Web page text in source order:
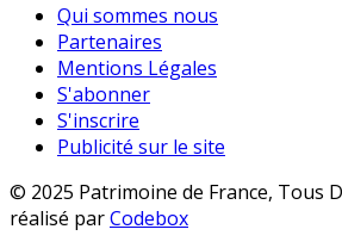
Qui sommes nous
Partenaires
Mentions Légales
S'abonner
S'inscrire
Publicité sur le site
© 2025 Patrimoine de France, Tous
réalisé parCodebox